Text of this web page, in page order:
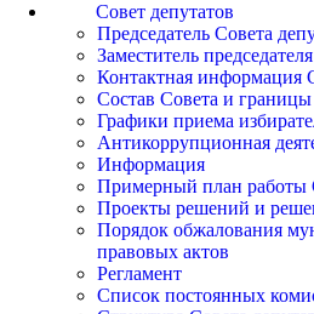
Совет депутатов
Председатель Совета
Заместитель
Контактная информация
Состав Совета и границы
Графики приема
Антикоррупционная
Информация
Примерный план работы
Проекты решений и
Порядок обжалования
правовых актов
Регламент
Список постоянных